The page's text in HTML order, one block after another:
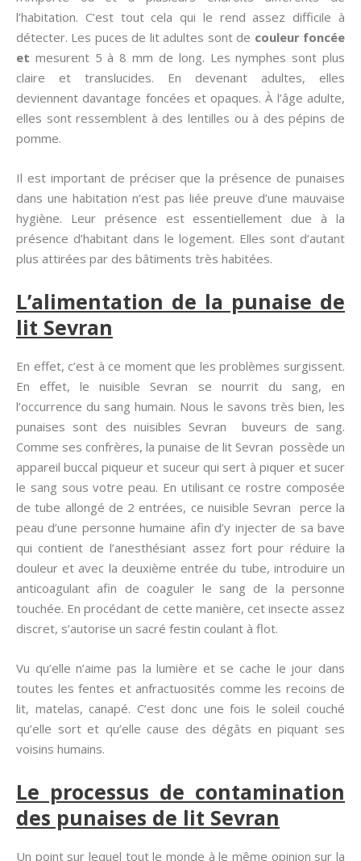
l’habitation. C’est tout cela qui le rend assez difficile à
détecter. Les puces de lit adultes sont de couleur foncée
et mesurent 5 à 8 mm de long. Les nymphes sont plus
claire et translucides. En devenant adultes, elles
deviennent davantage foncées et opaques. À l’âge adulte,
elles sont ressemblent à des lentilles ou à des pépins de
pomme.
Il est important de préciser que la présence de punaises
dans une habitation n’est pas liée preuve d’une mauvaise
hygiène. Leur présence est essentiellement due à la
présence d’habitant dans le logement. Elles sont d’autant
plus attirées par des bâtiments très habitées.
L’alimentation de la punaise de
lit Sevran
En effet, c’est à ce moment que les problèmes surgissent.
En effet, le nuisible Sevran se nourrit du sang, en
l’occurrence du sang humain. Nous le savons très bien, les
punaises sont des nuisibles Sevran buveurs de sang.
Comme ses confrères, la punaise de lit Sevran possède un
appareil buccal piqueur et suceur qui sert à piquer et sucer
le sang sous votre peau. En utilisant ce rostre composée
de tube allongé de 2 entrées, ce nuisible Sevran perce la
peau d’une personne humaine afin d’y injecter de sa bave
qui contient de l’anesthésiant assez fort pour réduire la
douleur et avec la deuxième entrée du tube, introduire un
anticoagulant afin de coaguler le sang de la personne
touchée. En procédant de cette manière, cet insecte assez
discret, s’autorise un sacré festin coulant à flot.
Vu qu’elle n’aime pas la lumière et se cache le jour dans
toutes les fentes et anfractuosités comme les recoins de
lit, matelas, canapé. C’est donc une fois le soleil couché
qu’elle sort et qu’elle cause des dégâts en piquant ses
voisins humains.
Le processus de contamination
des punaises de lit Sevran
Un point sur lequel tout le monde à le même opinion sur la